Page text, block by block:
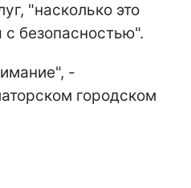
"насколько это
с безопасностью".
-
городском